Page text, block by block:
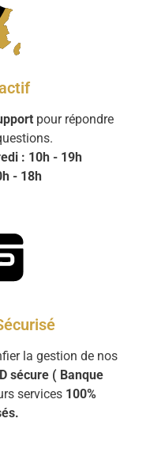
pour répondre
: 10h - 19h
- 18h
la gestion de nos
sécure ( Banque
services 100%